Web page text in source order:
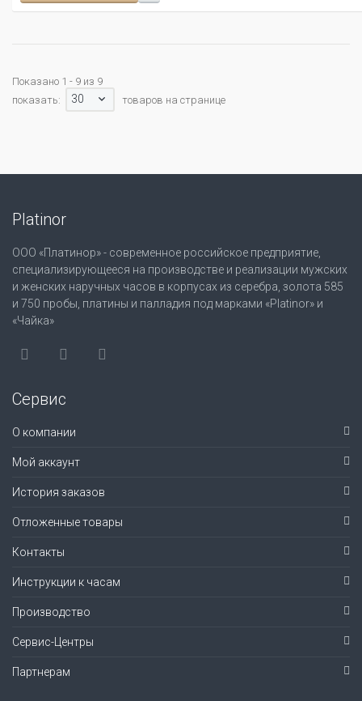
Показано 1 - 9 из 9
показать:
30 товаров на странице
Platinor
ООО «Платинор» - современное российское предприятие,
специализирующееся на производстве и реализации мужских
и женских наручных часов в корпусах из серебра, золота 585
и 750 пробы, платины и палладия под марками «Platinor» и
«Чайка»
Сервис
О компании
Мой аккаунт
История заказов
Отложенные товары
Контакты
Инструкции к часам
Производство
Сервис-Центры
Партнерам